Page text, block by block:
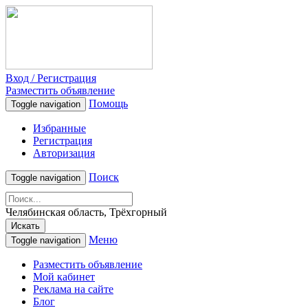
Вход / Регистрация
Разместить объявление
Toggle navigation Помощь
Избранные
Регистрация
Авторизация
Toggle navigation Поиск
Челябинская область, Трёхгорный
Искать
Toggle navigation
Меню
Разместить объявление
Мой кабинет
Реклама на сайте
Блог